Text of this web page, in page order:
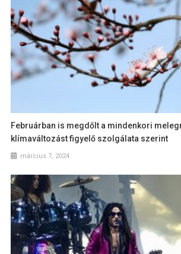
Februárban is megdőlt a mindenkori
klímaváltozást figyelő szolgálata szerint
március 7, 2024